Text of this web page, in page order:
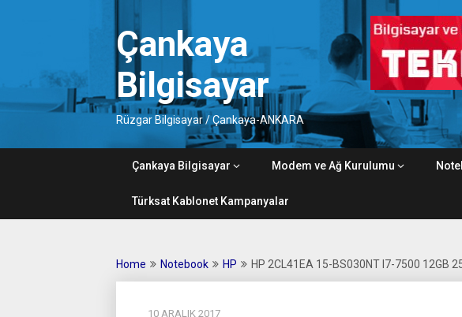
Çankaya
Bilgisayar
Rüzgar Bilgisayar / Çankaya-ANKARA
Çankaya Bilgisayar Modem ve Ağ Kurulumu
Türksat Kablonet Kampanyalar
Home Notebook HP HP 2CL41EA 15-BS030NT I7-7500 12GB
10 ARALIK 2017